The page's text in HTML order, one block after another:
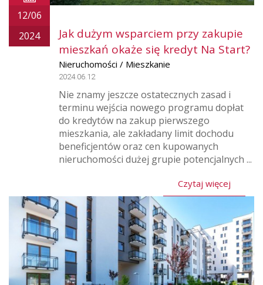
12/06
2024
Jak dużym wsparciem przy zakupie
mieszkań okaże się kredyt Na Start?
Nieruchomości / Mieszkanie
2024.06.12
Nie znamy jeszcze ostatecznych zasad i
terminu wejścia nowego programu dopłat
do kredytów na zakup pierwszego
mieszkania, ale zakładany limit dochodu
beneficjentów oraz cen kupowanych
nieruchomości dużej grupie potencjalnych ...
Czytaj więcej